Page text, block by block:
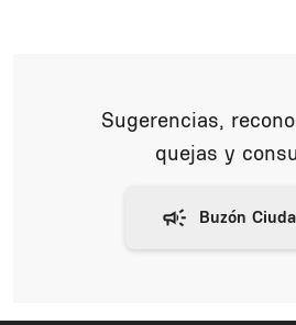
Sugerencias,
quejas y